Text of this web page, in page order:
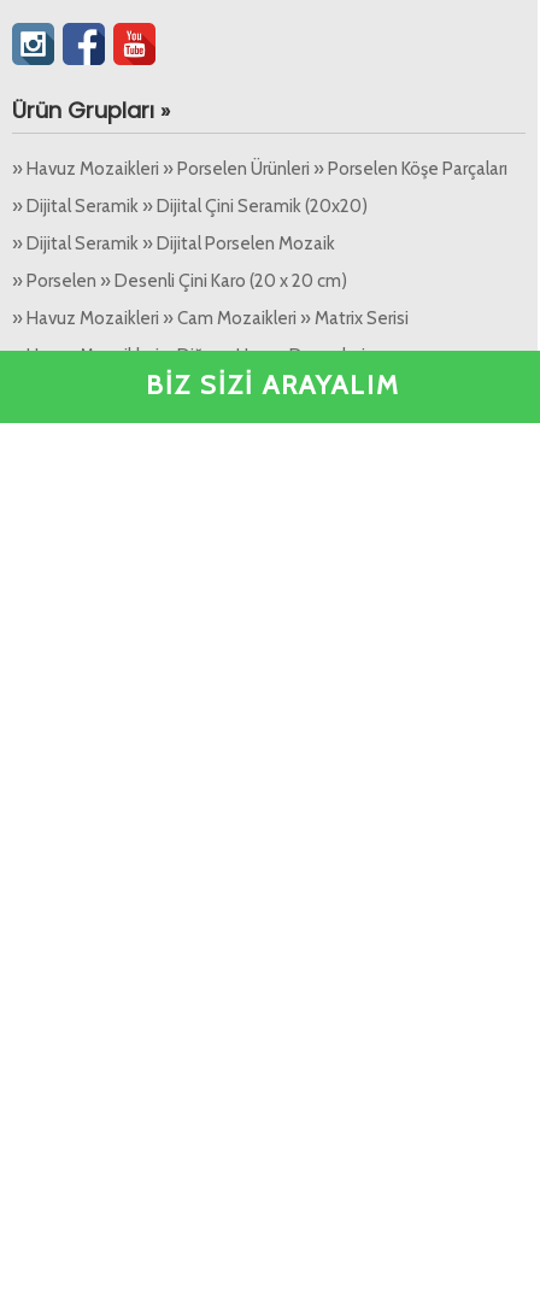
BİZ SİZİ ARAYALIM
Ürün Grupları »
» Havuz Mozaikleri » Porselen Ürünleri » Porselen Köşe Parçaları
» Dijital Seramik » Dijital Çini Seramik (20x20)
» Dijital Seramik » Dijital Porselen Mozaik
» Porselen » Desenli Çini Karo (20 x 20 cm)
» Havuz Mozaikleri » Cam Mozaikleri » Matrix Serisi
» Havuz Mozaikleri » Diğer » Havuz Desenleri
» Havuz Mozaikleri » Diğer » Havuz Bordürleri
» Mozaikler » TENLight Special Cam Mozaik